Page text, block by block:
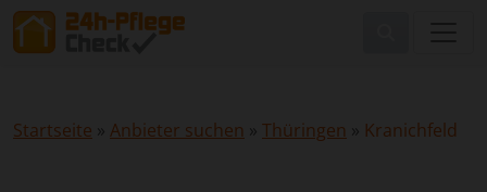
Startseite » Anbieter suchen » Thüringen » Kranichfeld